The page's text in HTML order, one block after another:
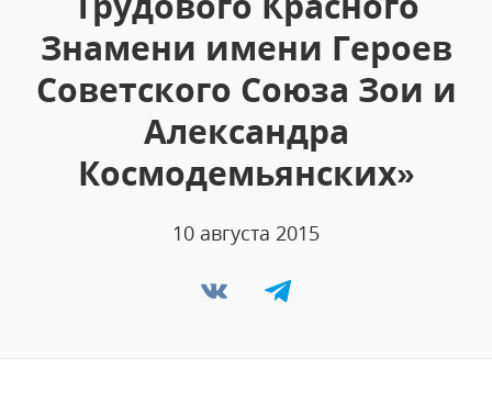
Знамени имени Героев
Советского Союза Зои и
Александра
Космодемьянских»
10 августа 2015